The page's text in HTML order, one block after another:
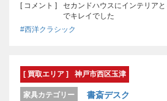
[ コメント ]
セカンドハウスにインテリア
でキレイでした
#西洋クラシック
[ 買取エリア ] 神戸市西区玉津
家具カテゴリー 書斎デスク